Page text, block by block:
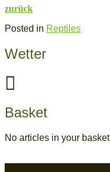
zurück
Posted in Reptiles
Wetter
Basket
No articles in your basket